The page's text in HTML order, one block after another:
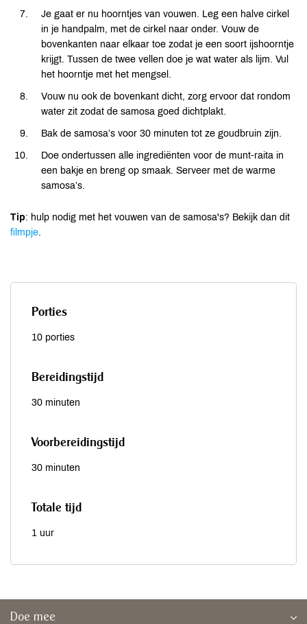
Je gaat er nu hoorntjes van vouwen. Leg een halve cirkel
in je handpalm, met de cirkel naar onder. Vouw de
bovenkanten naar elkaar toe zodat je een soort ijshoorntje
krijgt. Tussen de twee vellen doe je wat water als lijm. Vul
het hoorntje met het mengsel.
Vouw nu ook de bovenkant dicht, zorg ervoor dat rondom
water zit zodat de samosa goed dichtplakt.
Bak de samosa’s voor 30 minuten tot ze goudbruin zijn.
Doe ondertussen alle ingrediënten voor de munt-raita in
een bakje en breng op smaak. Serveer met de warme
samosa’s.
Tip: hulp nodig met het vouwen van de samosa's? Bekijk dan dit
filmpje
Porties
10 porties
Bereidingstijd
30 minuten
Voorbereidingstijd
30 minuten
Totale tijd
1 uur
Doe mee